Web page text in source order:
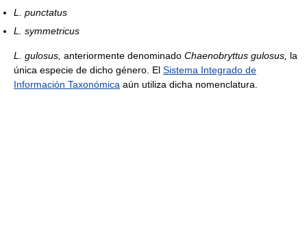
L. punctatus
L. symmetricus
L. gulosus, anteriormente denominado Chaenobryttus gulosus, la
única especie de dicho género. El Sistema Integrado de
Información Taxonómica aún utiliza dicha nomenclatura.